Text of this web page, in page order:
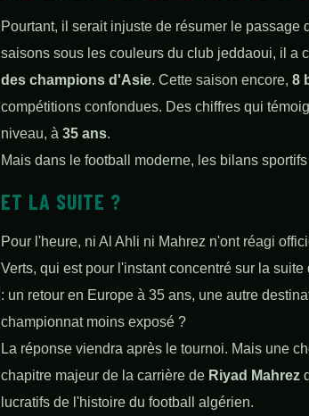
Pourtant, il serait injuste de résumer le
saisons sous les couleurs du club jeddaoui, il a
des champions d'Asie. Cette saison encore, 8
compétitions confondues. Des chiffres qui
niveau, à 35 ans.
Mais dans le football moderne, les bilans
ET LA SUITE ?
Pour l'heure, ni Al Ahli ni Mahrez n'ont réagi
Verts, qui est pour l'instant concentré sur la
: un retour en Europe à 35 ans, une autre
championnat moins exposé ?
La réponse viendra après le tournoi. Mais une
chapitre majeur de la carrière de Riyad Mahrez
lucratifs de l'histoire du football algérien.